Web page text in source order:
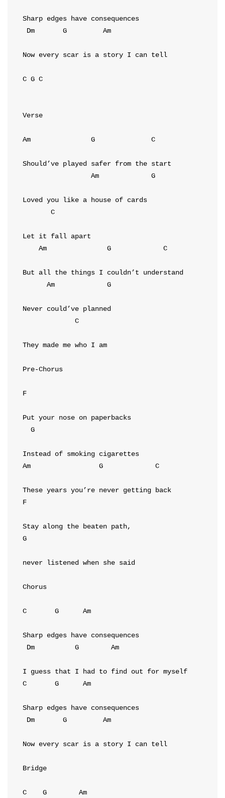
Dm
G Am
Now every scar is a story I can tell
C G C
Verse
Am G C
Am
G
C
Am
G C
Am
G
C
They made me who I am
Pre-Chorus
F
G
Am
G C
F
G
never listened when she said
Chorus
C G Am
Dm
G Am
C
G Am
Dm
G Am
Now every scar is a story I can tell
Bridge
C G Am